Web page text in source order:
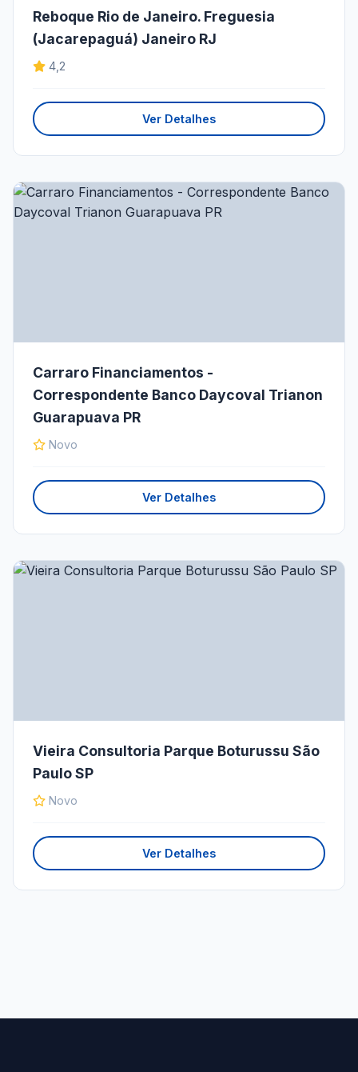
Reboque Rio de Janeiro. Freguesia
(Jacarepaguá) Janeiro RJ
4,2
Ver Detalhes
Carraro Financiamentos -
Correspondente Banco Daycoval Trianon
Guarapuava PR
Novo
Ver Detalhes
Vieira Consultoria Parque Boturussu São
Paulo SP
Novo
Ver Detalhes